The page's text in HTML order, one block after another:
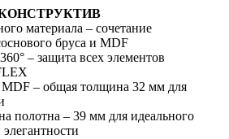
материала – сочетание
бруса и MDF
– защита всех элементов
– общая толщина 32 мм для
полотна – 39 мм для идеального